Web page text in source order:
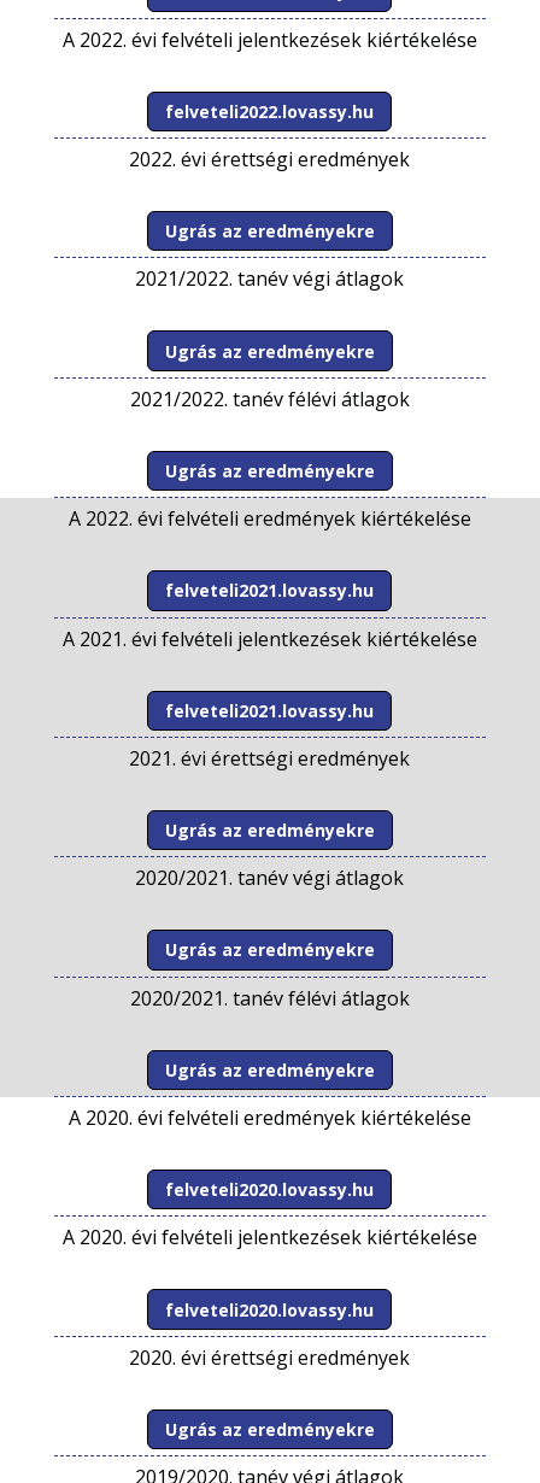
A 2022. évi felvételi jelentkezések kiértékelése
felveteli2022.lovassy.hu
2022. évi érettségi eredmények
Ugrás az eredményekre
2021/2022. tanév végi átlagok
Ugrás az eredményekre
2021/2022. tanév félévi átlagok
Ugrás az eredményekre
A 2022. évi felvételi eredmények kiértékelése
felveteli2021.lovassy.hu
A 2021. évi felvételi jelentkezések kiértékelése
felveteli2021.lovassy.hu
2021. évi érettségi eredmények
Ugrás az eredményekre
2020/2021. tanév végi átlagok
Ugrás az eredményekre
2020/2021. tanév félévi átlagok
Ugrás az eredményekre
A 2020. évi felvételi eredmények kiértékelése
felveteli2020.lovassy.hu
A 2020. évi felvételi jelentkezések kiértékelése
felveteli2020.lovassy.hu
2020. évi érettségi eredmények
Ugrás az eredményekre
2019/2020. tanév végi átlagok